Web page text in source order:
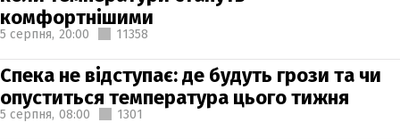
комфортнішими
5 серпня, 20:00 11358
Спека не відступає: де будуть грози та чи
опуститься температура цього тижня
5 серпня, 08:00 1301